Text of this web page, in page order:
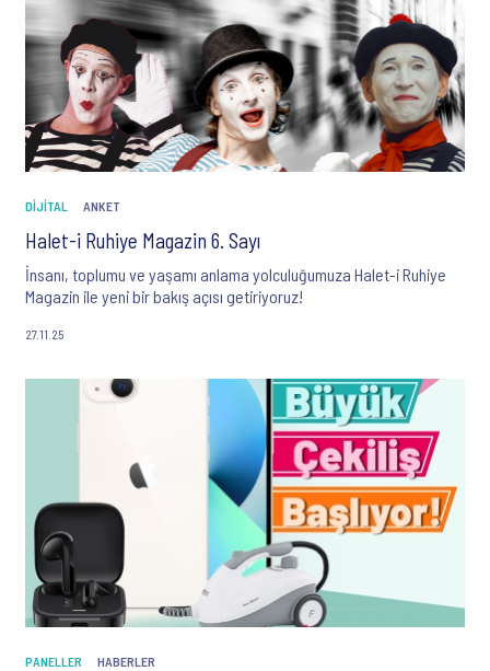
DIJITAL ANKET
Halet-i Ruhiye Magazin 6. Sayı
İnsanı, toplumu ve yaşamı anlama yolculuğumuza Halet-i Ruhiye
Magazin ile yeni bir bakış açısı getiriyoruz!
27.11.25
PANELLER HABERLER